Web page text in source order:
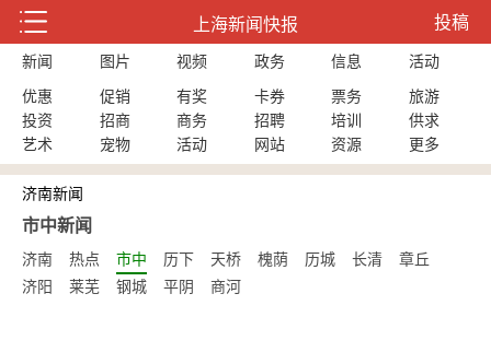
上海新闻快报 投稿
新闻 图片 视频 政务 信息
活动
优惠
促销 有奖 卡券 票务
旅游
投资
招商 商务 招聘 培训
供求
艺术
宠物 活动 网站 资源 更多
济南新闻
市中新闻
济南 热点 市中 历下 天桥 槐荫 历城 长清
章丘
济阳
莱芜 钢城 平阴 商河